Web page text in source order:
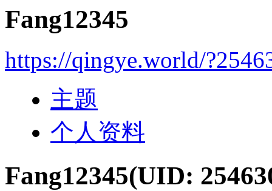
Fang12345
https://qingye.world/
主题
个人资料
Fang12345(UID: